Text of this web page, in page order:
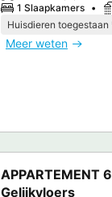
1 Slaapkamers
Huisdieren toegestaan
Meer weten
APPARTEMENT
Gelijkvloers